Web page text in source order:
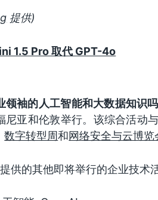
提供)
1.5 Pro 取代 GPT-4o
领袖的人工智能和大数据知识
尼亚和伦敦举行。该综合活动
数字转型周和网络安全与云博览
供的其他即将举行的企业技术